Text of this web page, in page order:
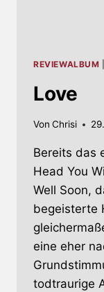
REVIEWALBUM
Love
Von Chrisi
Bereits das
Head You
Well Soon,
begeisterte
eine eher
todtraurige